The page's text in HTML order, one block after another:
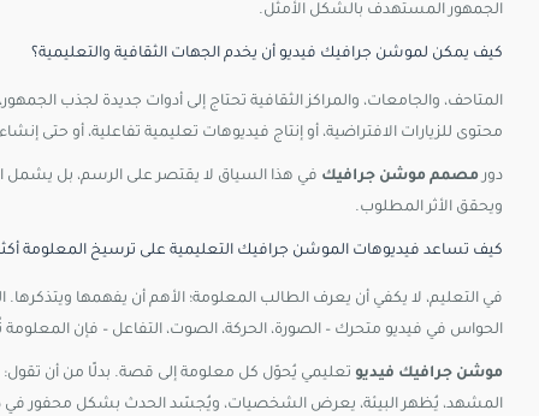
الجمهور المستهدف بالشكل الأمثل.
كيف يمكن لموشن جرافيك فيديو أن يخدم الجهات الثقافية والتعليمية؟
المتاحف، والجامعات، والمراكز الثقافية تحتاج إلى أدوات جديدة لجذب
محتوى للزيارات الافتراضية، أو إنتاج فيديوهات تعليمية تفاعلية، أو حتى
دورمصمم موشن جرافيك في هذا السياق لا يقتصر على الرسم، بل يشمل
ويحقق الأثر المطلوب.
كيف تساعد فيديوهات الموشن جرافيك التعليمية على ترسيخ المعلومة
في التعليم، لا يكفي أن يعرف الطالب المعلومة؛ الأهم أن يفهمها ويتذكرها.
الحواس في فيديو متحرك – الصورة، الحركة، الصوت، التفاعل – فإن المعلومة
موشن جرافيك فيديو تعليمي يُحوّل كل معلومة إلى قصة. بدلًا من أن تقول:
المشهد، يُظهرالبيئة، يعرض الشخصيات، ويُجسّد الحدث بشكل محفورفي